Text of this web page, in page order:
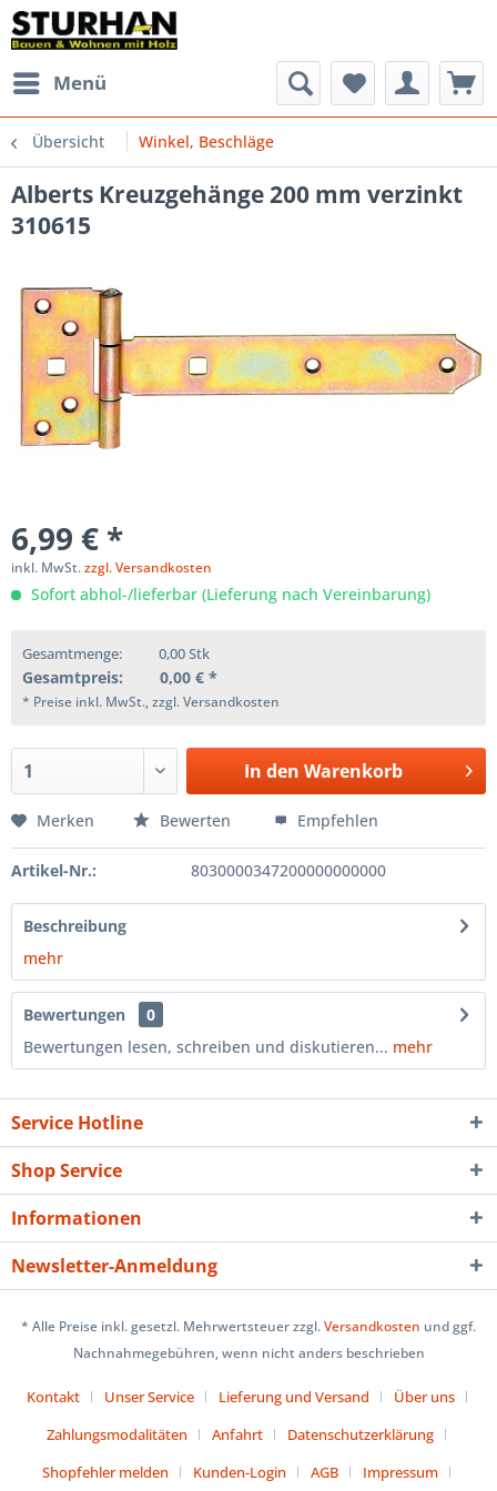
Menü
Übersicht Winkel, Beschläge
Alberts Kreuzgehänge 200 mm verzinkt
310615
6,99 € *
inkl. MwSt.zzgl. Versandkosten
Sofort abhol-/lieferbar (Lieferung nach Vereinbarung)
Gesamtmenge: 0,00Stk
Gesamtpreis: 0,00 € *
* Preise inkl. MwSt., zzgl. Versandkosten
In den Warenkorb
Merken Bewerten Empfehlen
Artikel-Nr.: 8030000347200000000000
Beschreibung
mehr
Bewertungen
0
Bewertungen lesen, schreiben und diskutieren... mehr
Service Hotline
Shop Service
Informationen
Newsletter-Anmeldung
* Alle Preise inkl. gesetzl. Mehrwertsteuer zzgl.Versandkosten und ggf.
Nachnahmegebühren, wenn nicht anders beschrieben
Kontakt Unser Service Lieferung und Versand
Über uns
Zahlungsmodalitäten
Anfahrt
Datenschutzerklärung
Shopfehler melden
Kunden-Login AGB Impressum